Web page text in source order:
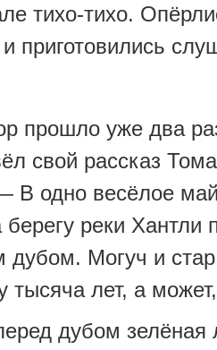
тихо-тихо.
приготовились
прошло уже два
свой рассказ
В одно весёлое
берегу реки Хантли
дубом. Могуч и стар
тысяча лет, а
дубом зелёная